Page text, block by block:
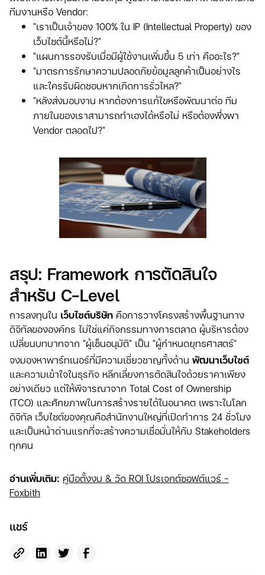
ทีมงานหรือ Vendor:
"เราเป็นเจ้าของ 100% ใน IP (Intellectual Property) ของ
เว็บไซต์นี้หรือไม่?"
"แผนการรองรับเมื่อมีผู้ใช้งานเพิ่มขึ้น 5 เท่า คืออะไร?"
"มาตรการรักษาความปลอดภัยข้อมูลลูกค้าเป็นอย่างไร
และใครรับผิดชอบหากเกิดการรั่วไหล?"
"หลังส่งมอบงาน หากต้องการแก้ไขหรือพัฒนาต่อ ทีม
ภายในของเราสามารถทำเองได้หรือไม่ หรือต้องพึ่งพา
Vendor ตลอดไป?"
สรุป: Framework การตัดสินใจ
สำหรับ C-Level
การลงทุนใน เว็บไซต์บริษัท คือการวางโครงสร้างพื้นฐานทาง
ดิจิทัลขององค์กร ไม่ใช่แค่กิจกรรมทางการตลาด ผู้บริหารต้อง
เปลี่ยนบทบาทจาก "ผู้เซ็นอนุมัติ" เป็น "ผู้กำหนดยุทธศาสตร์"
จงมองหาพาร์ทเนอร์ที่มีความเชี่ยวชาญทั้งด้าน พัฒนาเว็บไซต์
และความเข้าใจในธุรกิจ หลีกเลี่ยงการตัดสินใจด้วยราคาเพียง
อย่างเดียว แต่ให้พิจารณาจาก Total Cost of Ownership
(TCO) และศักยภาพในการสร้างรายได้ในอนาคต เพราะในโลก
ดิจิทัล เว็บไซต์ของคุณคือสำนักงานใหญ่ที่เปิดทำการ 24 ชั่วโมง
และเป็นหน้าด่านแรกที่จะสร้างความเชื่อมั่นให้กับ Stakeholders
ทุกคน
อ่านเพิ่มเติม: คู่มือตั้งงบ & วัด ROI โปรเจกต์ซอฟต์แวร์ -
Foxbith
แชร์